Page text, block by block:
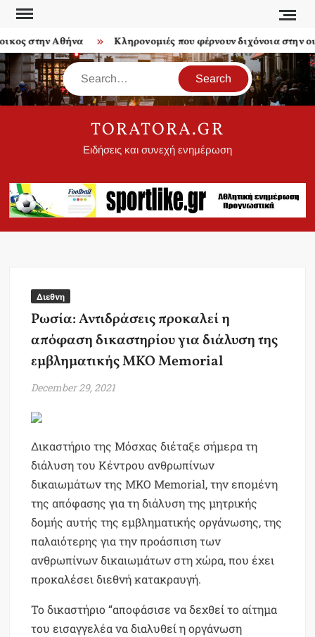
Skip
content
στην Αθήνα Κληρονομιές που φέρνουν διχόνοια στην
Search
TORATORA.GR
Ειδήσεις και συνεχή ενημέρωση
Διεθνη
Ρωσία: Αντιδράσεις προκαλεί η
απόφαση δικαστηρίου για διάλυση της
εμβληματικής ΜΚΟ Memorial
December 29, 2021
Δικαστήριο της Μόσχας διέταξε σήμερα τη
διάλυση του Κέντρου ανθρωπίνων
δικαιωμάτων της ΜΚΟ Memorial, την επομένη
της απόφασης για τη διάλυση της μητρικής
δομής αυτής της εμβληματικής οργάνωσης, της
παλαιότερης για την προάσπιση των
ανθρωπίνων δικαιωμάτων στη χώρα, που έχει
προκαλέσει διεθνή κατακραυγή.
Το δικαστήριο “αποφάσισε να δεχθεί το αίτημα
του εισαγγελέα να διαλυθεί η οργάνωση